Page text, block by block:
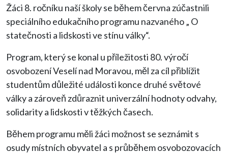
Žáci 8. ročníku naší školy se během června zúčastnili
speciálního edukačního programu nazvaného „ O
statečnosti a lidskosti ve stínu války“.
Program, který se konal u příležitosti 80. výročí
osvobození Veselí nad Moravou, měl za cíl přiblížit
studentům důležité události konce druhé světové
války a zároveň zdůraznit univerzální hodnoty odvahy,
solidarity a lidskosti v těžkých časech.
Během programu měli žáci možnost se seznámit s
osudy místních obyvatel a s průběhem osvobozovacích